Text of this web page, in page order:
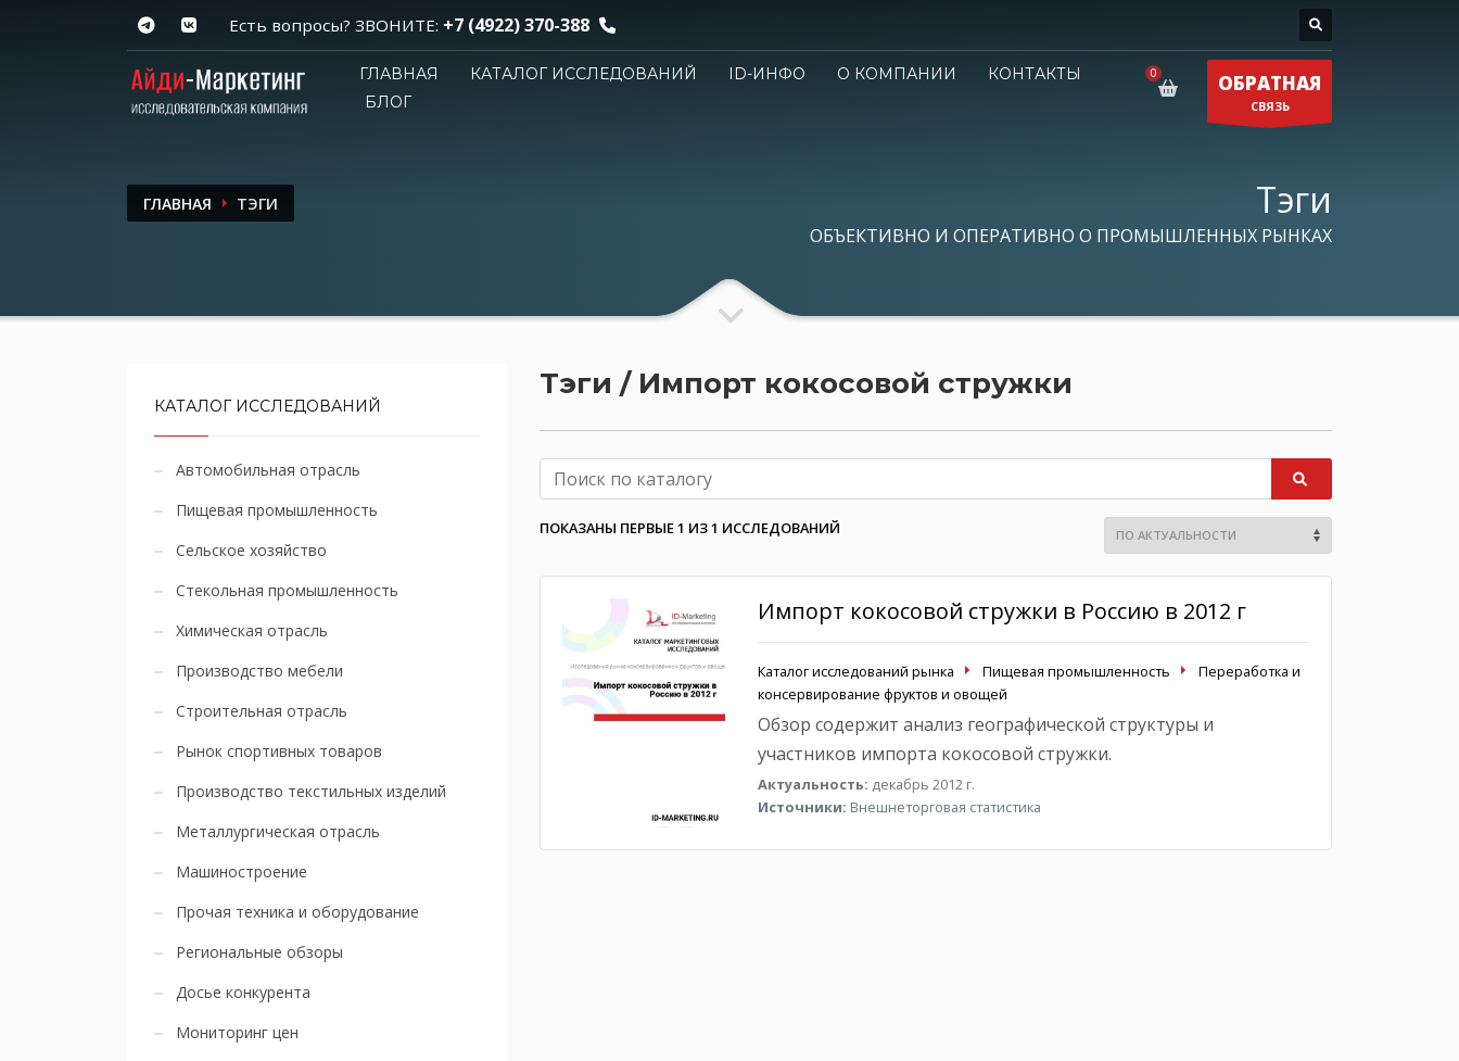
Есть вопросы? ЗВОНИТЕ: +7 (4922) 370-388
ГЛАВНАЯ КАТАЛОГ ИССЛЕДОВАНИЙ ID-ИНФО О КОМПАНИИ
КОНТАКТЫ
БЛОГ
ОБРАТНАЯ
СВЯЗЬ
ГЛАВНАЯ ТЭГИ Тэги
ОБЪЕКТИВНО И ОПЕРАТИВНО О ПРОМЫШЛЕННЫХ РЫНКАХ
Тэги / Импорт кокосовой стружки
ПОКАЗАНЫ ПЕРВЫЕ 1 ИЗ 1 ИССЛЕДОВАНИЙ
Импорт кокосовой стружки в Россию в 2012 г
Каталог исследований рынка Пищевая промышленность
Переработка и
консервирование фруктов и овощей
Обзор содержит анализ географической структуры и
участников импорта кокосовой стружки.
Актуальность: декабрь 2012 г.
Источники: Внешнеторговая статистика
КАТАЛОГ ИССЛЕДОВАНИЙ
Автомобильная отрасль
Пищевая промышленность
Сельское хозяйство
Стекольная промышленность
Химическая отрасль
Производство мебели
Строительная отрасль
Рынок спортивных товаров
Производство текстильных изделий
Металлургическая отрасль
Машиностроение
Прочая техника и оборудование
Региональные обзоры
Досье конкурента
Мониторинг цен